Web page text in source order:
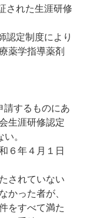
された生涯研修
認定制度により
薬学指導薬剤
請するものにあ
生涯研修認定
。
６年４月１日
されていない
かった者が、
をすべて満た